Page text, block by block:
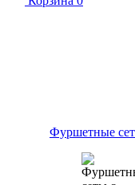
Фуршетные